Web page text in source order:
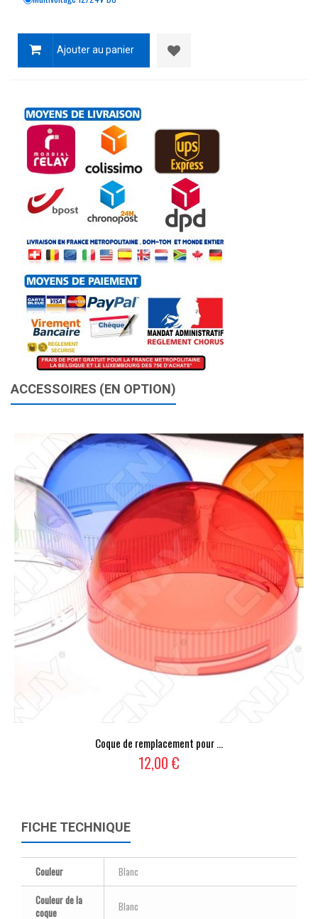
Ajouter au panier
ACCESSOIRES (EN OPTION)
Coque de remplacement pour ...
12,00 €
FICHE TECHNIQUE
Couleur
Blanc
Couleur de la
coque
Blanc